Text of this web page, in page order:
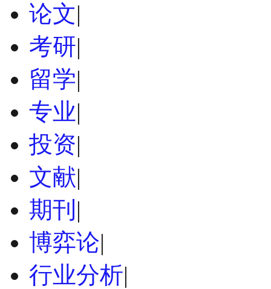
论文|
考研|
留学|
专业|
投资|
文献|
期刊 |
博弈论|
行业分析|